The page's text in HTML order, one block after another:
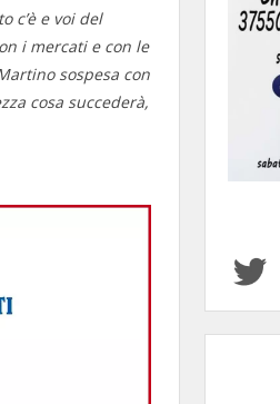
c’è e voi del
i mercati e con le
sospesa con
cosa succederà,